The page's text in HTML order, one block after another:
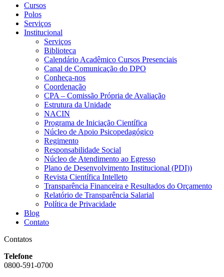
Cursos
Polos
Serviços
Institucional
Serviços
Biblioteca
Calendário Acadêmico Cursos Presenciais
Canal de Comunicação do DPO
Conheça-nos
Coordenação
CPA – Comissão Própria de Avaliação
Estrutura da Unidade
NACIN
Programa de Iniciação Científica
Núcleo de Apoio Psicopedagógico
Regimento
Responsabilidade Social
Núcleo de Atendimento ao Egresso
Plano de Desenvolvimento Institucional (PDI))
Revista Científica Intelleto
Transparência Financeira e Resultados do Orçamento
Relatório de Transparência Salarial
Política de Privacidade
Blog
Contato
Contatos
Telefone
0800-591-0700